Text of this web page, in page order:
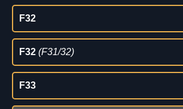
F32
F32 (F31/32)
F33